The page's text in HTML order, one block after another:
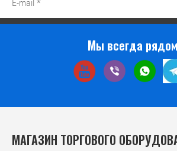
Мы всегда рядом
МАГАЗИН ТОРГОВОГО